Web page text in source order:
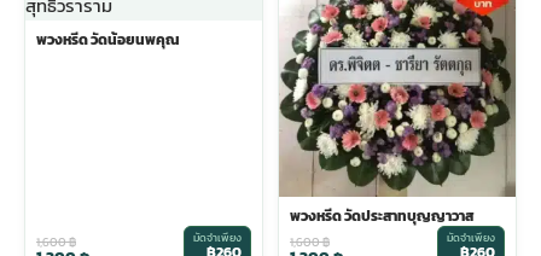
พวงหรีด วัดน้อยนพคุณ
1,600฿ มัดจำเพียง
พวงหรีด วัดประสาทบุญญาวาส
1,600฿ มัดจำเพียง